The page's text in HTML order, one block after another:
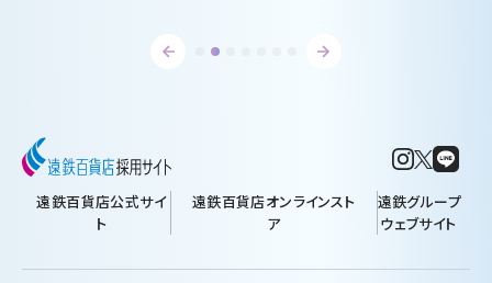
遠鉄百貨店公式サイ
ト
遠鉄百貨店オンラインスト
ア
遠鉄グループ
ウェブサイト